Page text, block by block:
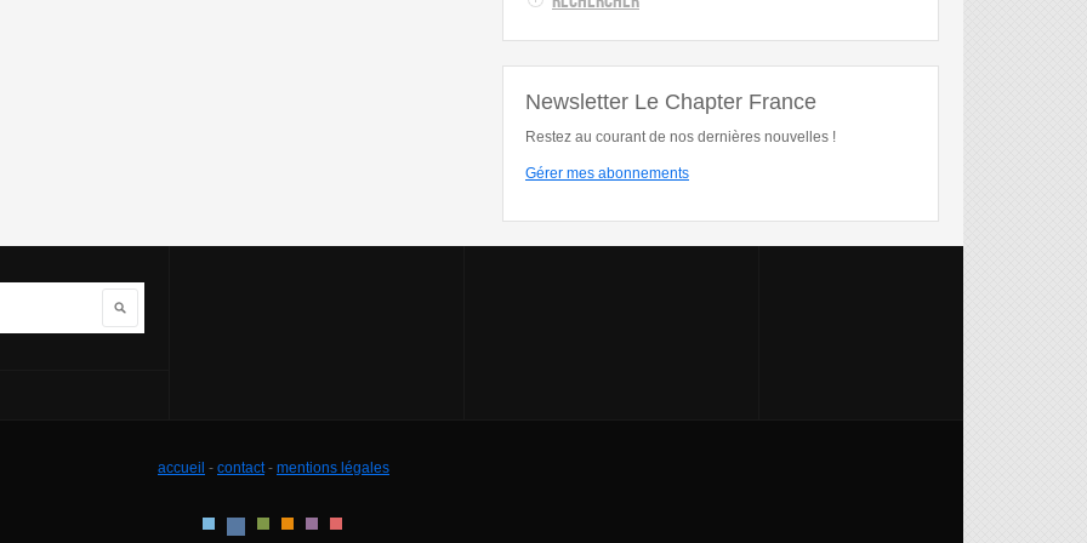
Newsletter Le Chapter France
Restez au courant de nos dernières nouvelles !
Gérer mes abonnements
Rechercher
accueil - contact- mentions légales